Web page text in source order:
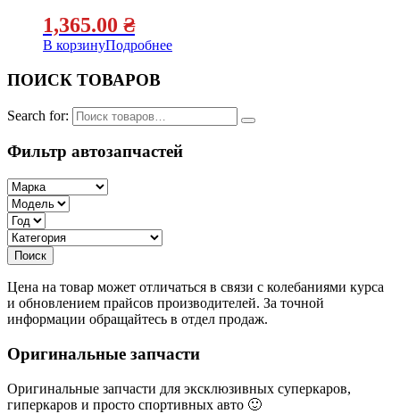
1,365.00 ₴
В корзинуПодробнее
ПОИСК ТОВАРОВ
Search for:
Фильтр автозапчастей
Цена на товар может отличаться в связи с колебаниями курса
и обновлением прайсов производителей. За точной
информации обращайтесь в отдел продаж.
Оригинальные запчасти
Оригинальные запчасти для эксклюзивных суперкаров,
гиперкаров и просто спортивных авто 🙂